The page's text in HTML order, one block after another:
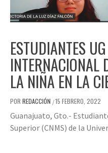
ESTUDIANTES
INTERNACIONAL
LA NIÑA EN LA
POR REDACCIÓN /15 FEBRERO, 2022
Guanajuato, Gto.-
Superior (CNMS) de la